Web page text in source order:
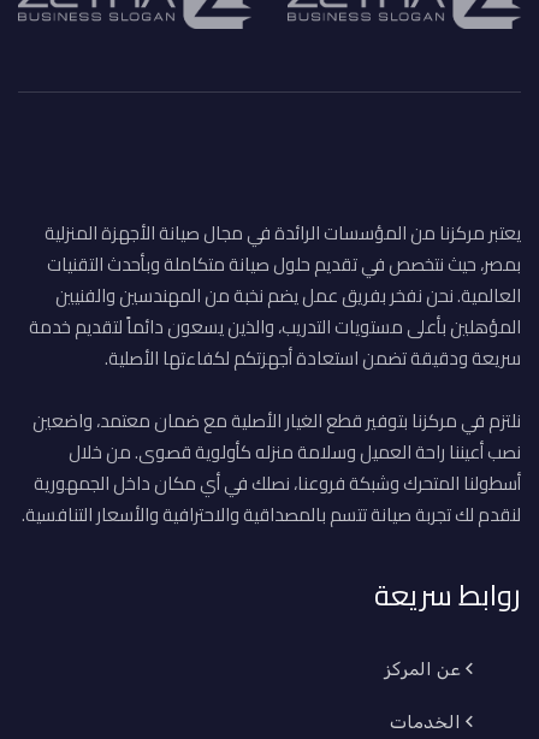
يعتبر مركزنا من المؤسسات الرائدة في مجال صيانة الأجهزة المنزلية
بمصر، حيث نتخصص في تقديم حلول صيانة متكاملة وبأحدث التقنيات
العالمية. نحن نفخر بفريق عمل يضم نخبة من المهندسين والفنيين
المؤهلين بأعلى مستويات التدريب، والذين يسعون دائماً لتقديم خدمة
سريعة ودقيقة تضمن استعادة أجهزتكم لكفاءتها الأصلية.
نلتزم في مركزنا بتوفير قطع الغيار الأصلية مع ضمان معتمد، واضعين
نصب أعيننا راحة العميل وسلامة منزله كأولوية قصوى. من خلال
أسطولنا المتحرك وشبكة فروعنا، نصلك في أي مكان داخل الجمهورية
لنقدم لك تجربة صيانة تتسم بالمصداقية والاحترافية والأسعار التنافسية.
روابط سريعة
عن المركز
الخدمات